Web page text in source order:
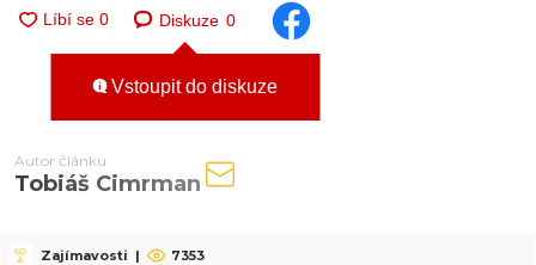
Diskuze 0
Vstoupit do diskuze
Autor článku
Tobiáš Cimrman
Zajímavosti | 7353